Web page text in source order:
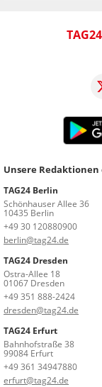
Unsere
TAG24 Berlin
Schönhauser Allee 36
10435 Berlin
+49 30 120880900
berlin@tag24.de
TAG24 Dresden
Ostra-Allee 18
01067 Dresden
+49 351 888-2424
dresden@tag24.de
TAG24 Erfurt
Bahnhofstraße 38
99084 Erfurt
+49 361 34947880
erfurt@tag24.de